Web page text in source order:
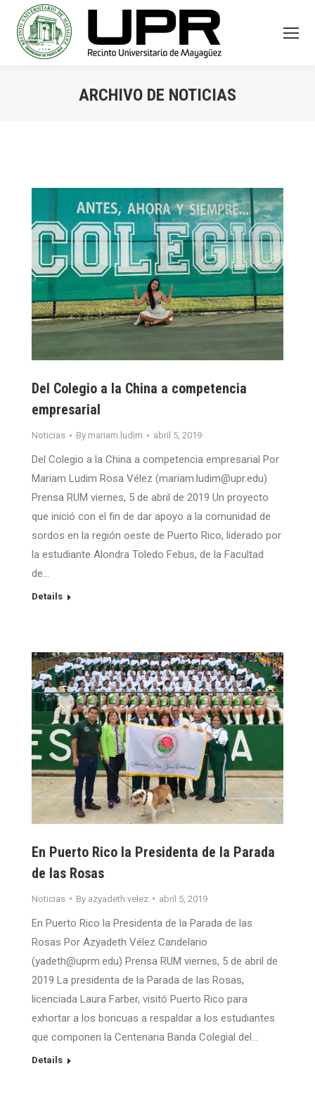
ARCHIVO DE NOTICIAS
Del Colegio a la China a competencia
empresarial
Noticias By mariam.ludim abril 5, 2019
Del Colegio a la China a competencia empresarial Por
Mariam Ludim Rosa Vélez (mariam.ludim@upr.edu)
Prensa RUM viernes, 5 de abril de 2019 Un proyecto
que inició con el fin de dar apoyo a la comunidad de
sordos en la región oeste de Puerto Rico, liderado por
la estudiante Alondra Toledo Febus, de la Facultad
de…
Details
En Puerto Rico la Presidenta de la Parada
de las Rosas
Noticias By azyadeth.velez abril 5, 2019
En Puerto Rico la Presidenta de la Parada de las
Rosas Por Azyadeth Vélez Candelario
(yadeth@uprm.edu) Prensa RUM viernes, 5 de abril de
2019 La presidenta de la Parada de las Rosas,
licenciada Laura Farber, visitó Puerto Rico para
exhortar a los boricuas a respaldar a los estudiantes
que componen la Centenaria Banda Colegial del…
Details